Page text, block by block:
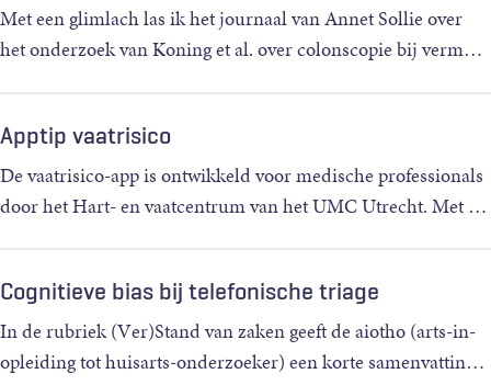
Met een glimlach las ik het journaal van Annet Sollie over
het onderzoek van Koning et al. over colonscopie bij verm…
Apptip vaatrisico
De vaatrisico-app is ontwikkeld voor medische professionals
door het Hart- en vaatcentrum van het UMC Utrecht. Met …
Cognitieve bias bij telefonische triage
In de rubriek (Ver)Stand van zaken geeft de aiotho (arts-in-
opleiding tot huisarts-onderzoeker) een korte samenvattin…